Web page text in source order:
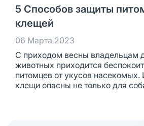
5 Способов защиты
клещей
06 Марта 2023
С приходом весны владельцам
животных приходится
питомцев от укусов
клещи опасны не только для